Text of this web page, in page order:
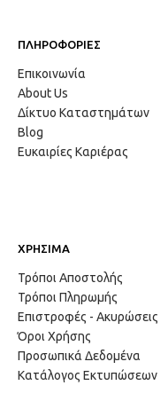
ΠΛΗΡΟΦΟΡΙΕΣ
Επικοινωνία
About Us
Δίκτυο Καταστημάτων
Blog
Ευκαιρίες Καριέρας
ΧΡΗΣΙΜΑ
Τρόποι Αποστολής
Τρόποι Πληρωμής
Επιστροφές - Ακυρώσεις
Όροι Χρήσης
Προσωπικά Δεδομένα
Κατάλογος Εκτυπώσεων